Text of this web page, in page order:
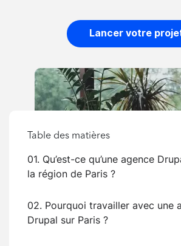
Lancer votre
Table des matières
01. Qu’est-ce qu’une agence
la région de Paris ?
02. Pourquoi travailler avec une
Drupal sur Paris ?